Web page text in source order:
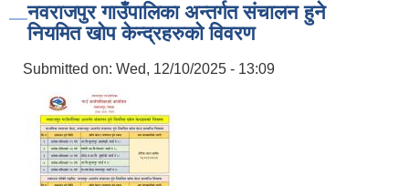
नवराजपुर गाउँपालिका अन्तर्गत संचालन हुने
नियमित खोप केन्द्रहरुको विवरण
Submitted on: Wed, 12/10/2025 - 13:09